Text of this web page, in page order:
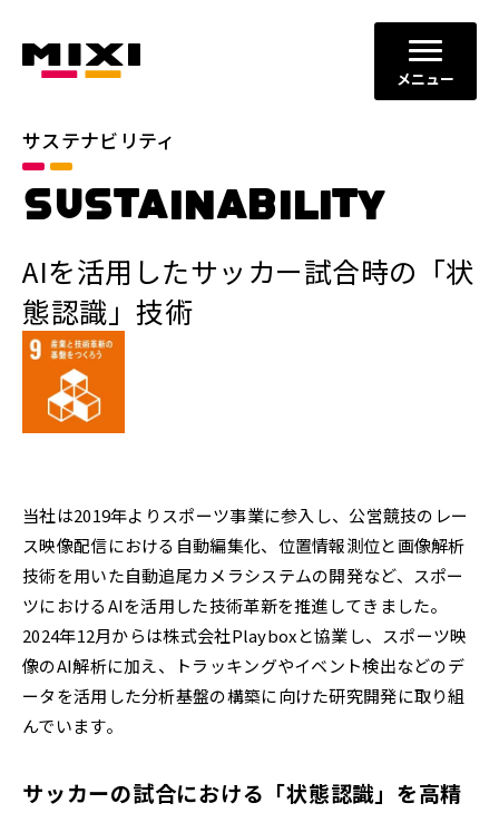
メニュー
サステナビリティ
SUSTAINABILITY
AIを活用したサッカー試合時の「状
態認識」技術
当社は2019年よりスポーツ事業に参入し、公営競技のレー
ス映像配信における自動編集化、位置情報測位と画像解析
技術を用いた自動追尾カメラシステムの開発など、スポー
ツにおけるAIを活用した技術革新を推進してきました。
2024年12月からは株式会社Playboxと協業し、スポーツ映
像のAI解析に加え、トラッキングやイベント検出などのデ
ータを活用した分析基盤の構築に向けた研究開発に取り組
んでいます。
サッカーの試合における「状態認識」を高精